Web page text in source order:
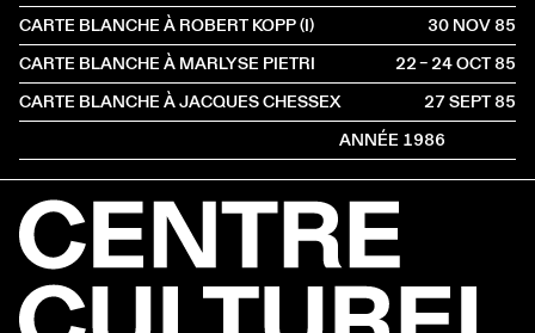
CARTE BLANCHE À ROBERT KOPP (I)
30 NOV1985
CARTE BLANCHE À MARLYSE PIETRI
22 – 24 OCT1985
CARTE BLANCHE À JACQUES CHESSEX
27 SEPT1985
ANNÉE 1986